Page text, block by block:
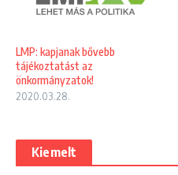
LMP: kapjanak bővebb
tájékoztatást az
önkormányzatok!
2020.03.28.
Kiemelt